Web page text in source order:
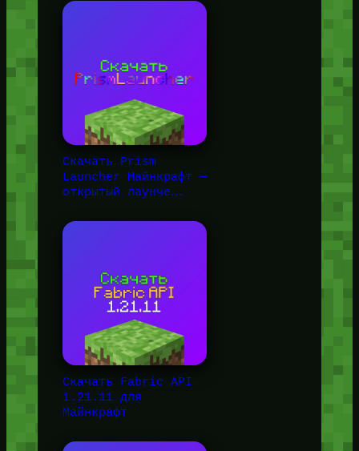
Скачать Prism
Launcher Майнкрафт —
открытый лаунче…
Скачать Fabric API
1.21.11 для
Майнкрафт